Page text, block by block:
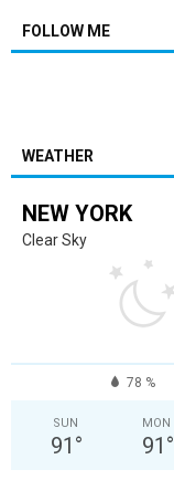
FOLLOW ME
WEATHER
NEW YORK
Clear Sky
78 %
SUN
91 °
MON
91 °